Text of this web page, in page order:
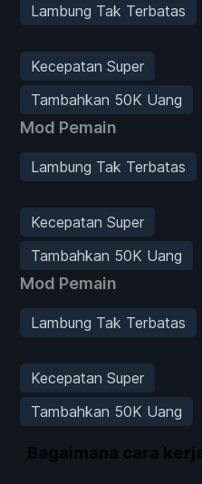
Lambung Tak Terbatas
Kecepatan Super
Tambahkan 50K Uang
Mod Pemain
Lambung Tak Terbatas
Kecepatan Super
Tambahkan 50K Uang
Mod Pemain
Lambung Tak Terbatas
Kecepatan Super
Tambahkan 50K Uang
Bagaimana cara